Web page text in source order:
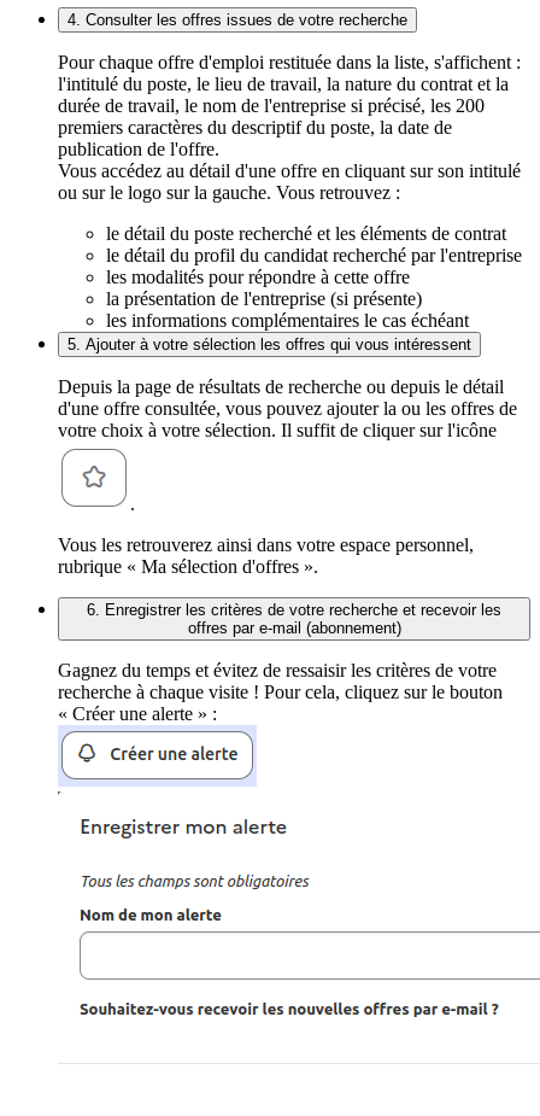
4. Consulter les offres issues de votre recherche
Pour chaque offre d'emploi restituée dans la liste, s'affichent :
l'intitulé du poste, le lieu de travail, la nature du contrat et la
durée de travail, le nom de l'entreprise si précisé, les 200
premiers caractères du descriptif du poste, la date de
publication de l'offre.
Vous accédez au détail d'une offre en cliquant sur son intitulé
ou sur le logo sur la gauche. Vous retrouvez :
le détail du poste recherché et les éléments de contrat
le détail du profil du candidat recherché par l'entreprise
les modalités pour répondre à cette offre
la présentation de l'entreprise (si présente)
les informations complémentaires le cas échéant
5. Ajouter à votre sélection les offres qui vous intéressent
Depuis la page de résultats de recherche ou depuis le détail
d'une offre consultée, vous pouvez ajouter la ou les offres de
votre choix à votre sélection. Il suffit de cliquer sur l'icône
.
Vous les retrouverez ainsi dans votre espace personnel,
rubrique « Ma sélection d'offres ».
6. Enregistrer les critères de votre recherche et recevoir les
offres par e-mail (abonnement)
Gagnez du temps et évitez de ressaisir les critères de votre
recherche à chaque visite ! Pour cela, cliquez sur le bouton
« Créer une alerte » :